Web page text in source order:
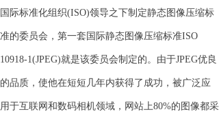
国际标准化组织(ISO)领导之下制定静态图像压缩标
准的委员会，第一套国际静态图像压缩标准ISO
10918-1(JPEG)就是该委员会制定的。由于JPEG优良
的品质，使他在短短几年内获得了成功，被广泛应
用于互联网和数码相机领域，网站上80%的图像都采